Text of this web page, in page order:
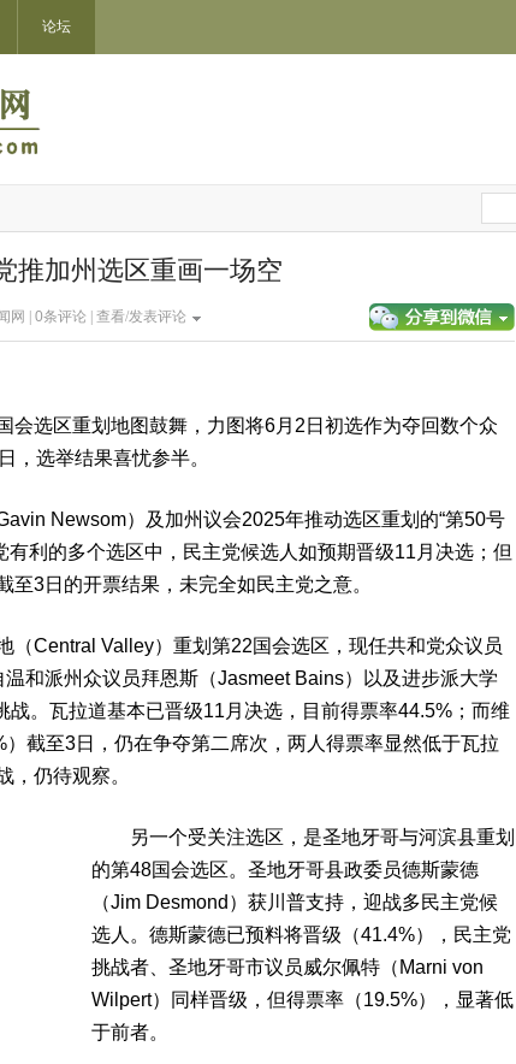
论坛
推加州选区重画一场空
网 | 0条评论 | 查看/发表评论
选区重划地图鼓舞，力图将6月2日初选作为夺回数个众
，选举结果喜忧参半。
Newsom）及加州议会2025年推动选区重划的“第50号
有利的多个选区中，民主党候选人如预期晋级11月决选；但
3日的开票结果，未完全如民主党之意。
Central Valley）重划第22国会选区，现任共和党众议员
和派州众议员拜恩斯（Jasmeet Bains）以及进步派大学
。瓦拉道基本已晋级11月决选，目前得票率44.5%；而维
截至3日，仍在争夺第二席次，两人得票率显然低于瓦拉
，仍待观察。
另一个受关注选区，是圣地牙哥与河滨县重划
的第48国会选区。圣地牙哥县政委员德斯蒙德
（Jim Desmond）获川普支持，迎战多民主党候
选人。德斯蒙德已预料将晋级（41.4%），民主党
挑战者、圣地牙哥市议员威尔佩特（Marni von
Wilpert）同样晋级，但得票率（19.5%），显著低
于前者。